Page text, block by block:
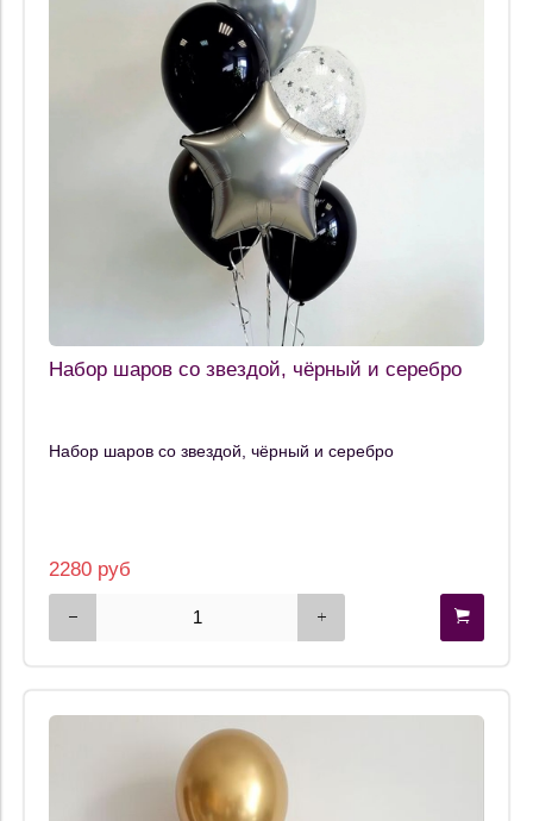
Набор шаров со звездой, чёрный и серебро
Набор шаров со звездой, чёрный и серебро
2280 руб